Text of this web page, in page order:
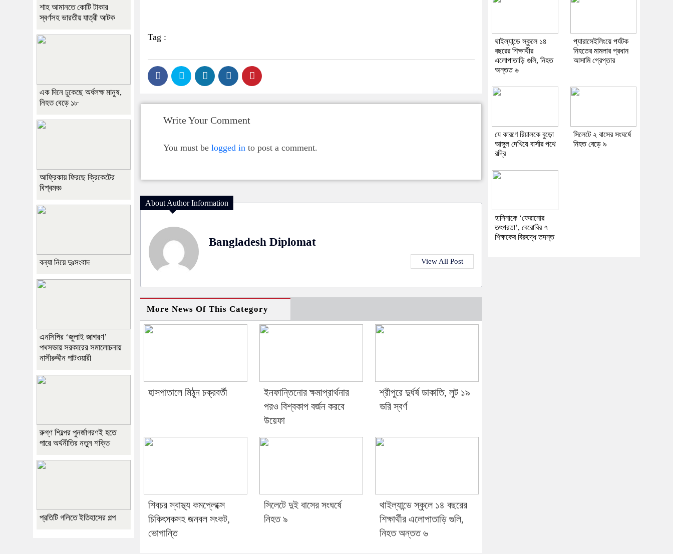
Tag :
Write Your Comment
You must be logged in to post a comment.
About Author Information
Bangladesh Diplomat
View All Post
More News Of This Category
হাসপাতালে মিঠুন চক্রবর্তী
ইনফান্তিনোর ক্ষমাপ্রার্থনার
পরও বিশ্বকাপ বর্জন করবে
উয়েফা
শ্রীপুরে দুর্ধর্ষ ডাকাতি, লুট ১৯
ভরি স্বর্ণ
শিবচর স্বাস্থ্য কমপ্লেক্সে
চিকিৎসকসহ জনবল সংকট,
ভোগান্তি
সিলেটে দুই বাসের সংঘর্ষে
নিহত ৯
থাইল্যান্ডে স্কুলে ১৪ বছরের
শিক্ষার্থীর এলোপাতাড়ি গুলি,
নিহত অন্তত ৬
শাহ আমানতে কোটি টাকার
স্বর্ণসহ ভারতীয় যাত্রী আটক
এক দিনে ঢুকেছে অর্ধলক্ষ মানুষ,
নিহত বেড়ে ১৮
আফ্রিকায় ফিরছে ক্রিকেটের
বিশ্বমঞ্চ
বন্যা নিয়ে দুঃসংবাদ
এনসিপির ‘জুলাই জাগরণ’
পথসভায় সরকারের সমালোচনায়
নাসীরুদ্দীন পাটওয়ারী
রুগ্ণ শিল্পের পুনর্জাগরণই হতে
পারে অর্থনীতির নতুন শক্তি
প্রতিটি গলিতে ইতিহাসের গল্প
থাইল্যান্ডে স্কুলে ১৪
বছরের শিক্ষার্থীর
এলোপাতাড়ি গুলি, নিহত
অন্তত ৬
প্যারাসেইলিংয়ে পর্যটক
নিহতের মামলার প্রধান
আসামি গ্রেপ্তার
যে কারণে রিয়ালকে বুড়ো
আঙ্গুল দেখিয়ে বার্সার পথে
রদ্রি
সিলেটে ২ বাসের সংঘর্ষে
নিহত বেড়ে ৯
হাসিনাকে ‘ফেরানোর
তৎপরতা’, বেরোবির ৭
শিক্ষকের বিরুদ্ধে তদন্ত